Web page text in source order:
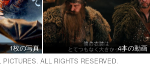
1枚の写真
4本の動画
PICTURES. ALL RIGHTS RESERVED.